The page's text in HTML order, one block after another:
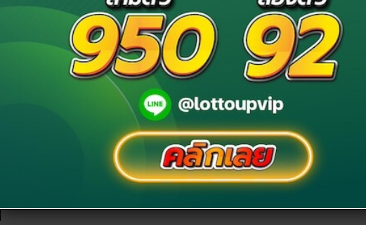
วบอิ่ม
บจ หรือ สีนู้ด และไม่ควรเขียนขอบปาก เพราะจะทำให้อำนาจวาสนา
ด้วย
อดนก หรือสีแดงอมน้ำตาล จะเป็นการเสริมพลังธาตุดิน
ออกเล็กน้อย